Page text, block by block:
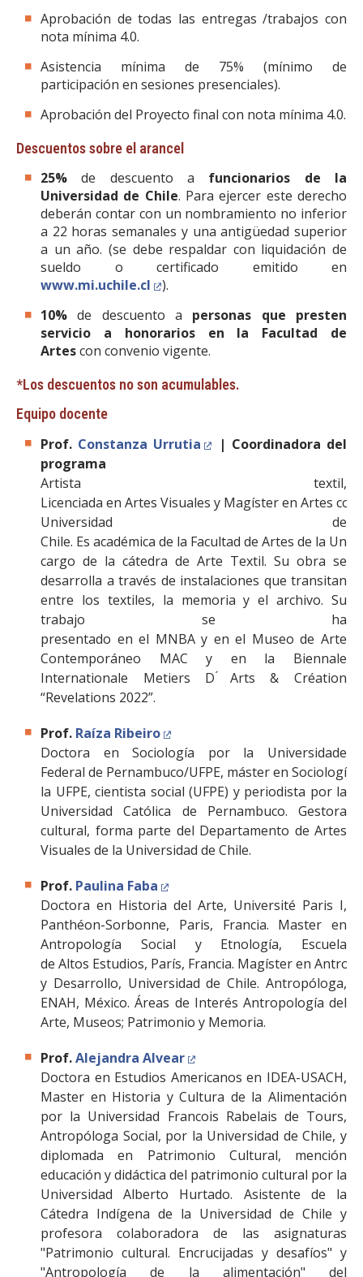
Aprobación de todas las entregas /trabajos con
nota mínima 4.0.
Asistencia mínima de 75% (mínimo de
participación en sesiones presenciales).
Aprobación del Proyecto final con nota mínima 4.0.
Descuentos sobre el arancel
25%de descuento a funcionarios de la
Universidad de Chile. Para ejercer este derecho
deberán contar con un nombramiento no inferior
a 22 horas semanales y una antigüedad superior
a un año. (se debe respaldar con liquidación de
sueldo o certificado emitido en
www.mi.uchile.cl
).
10% de descuento a personas que presten
servicio a honorarios en la Facultad de
Artescon convenio vigente.
*Los descuentos no son acumulables.
Equipo docente
Prof. Constanza Urrutia
| Coordinadora del
programa
Artista textil,
Licenciada en Artes Visuales y Magíster en Artes
Universidad de
Chile. Es académica de la Facultad de Artes de la
cargo de la cátedra de Arte Textil. Su obra se
desarrolla a través de instalaciones que transitan
entre los textiles, la memoria y el archivo. Su
trabajo se ha
presentado en el MNBA y en el Museo de Arte
Contemporáneo MAC y en la Biennale
Internationale Metiers D ́Arts & Création
“Revelations 2022”.
Prof. Raíza Ribeiro
Doctora en Sociología por la Universidade
Federal de Pernambuco/UFPE, máster en Sociología
la UFPE, cientista social (UFPE) y periodista por la
Universidad Católica de Pernambuco. Gestora
cultural, forma parte del Departamento de Artes
Visuales de la Universidad de Chile.
Prof. Paulina Faba
Doctora en Historia del Arte, Université Paris I,
Panthéon-Sorbonne, Paris, Francia. Master en
Antropología Social y Etnología, Escuela
de Altos Estudios, París, Francia. Magíster en
y Desarrollo, Universidad de Chile. Antropóloga,
ENAH, México. Áreas de Interés Antropología del
Arte, Museos; Patrimonio y Memoria.
Prof.Alejandra Alvear
Doctora en Estudios Americanos en IDEA-USACH,
Master en Historia y Cultura de la Alimentación
por la Universidad Francois Rabelais de Tours,
Antropóloga Social, por la Universidad de Chile, y
diplomada en Patrimonio Cultural, mención
educación y didáctica del patrimonio cultural por la
Universidad Alberto Hurtado. Asistente de la
Cátedra Indígena de la Universidad de Chile y
profesora colaboradora de las asignaturas
"Patrimonio cultural. Encrucijadas y desafíos" y
"Antropología de la alimentación" del